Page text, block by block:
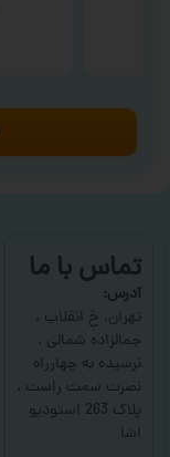
تماس با ما
آدرس:
تهران، خ انقلاب ،
جمالزاده شمالی ،
نرسیده به چهارراه
نصرت سمت راست ،
پلاک 263 استودیو
اشا